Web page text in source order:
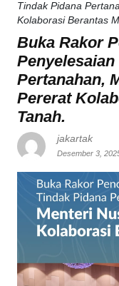
Tindak Pidana
Kolaborasi Berantas
Buka Rakor
Pertanahan,
Pererat
Tanah.
jakartak
Desember 3,